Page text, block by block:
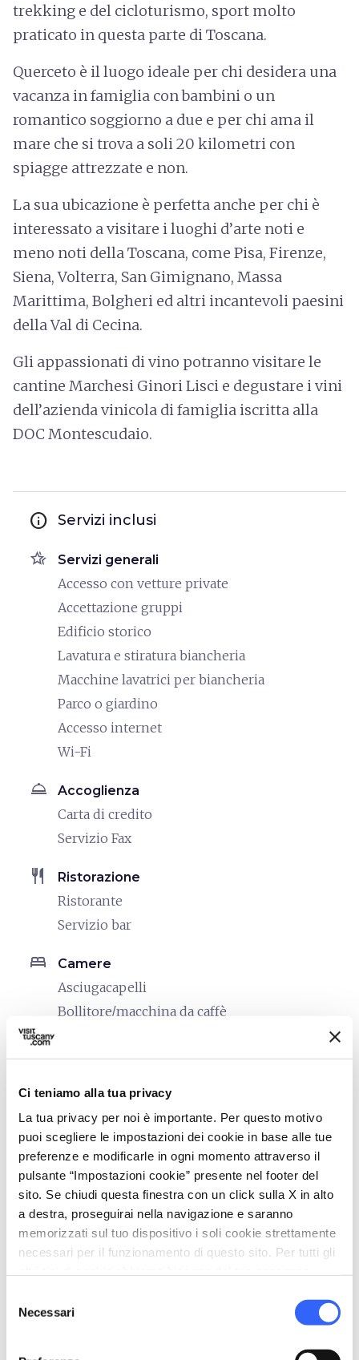
Ci teniamo alla tua privacy
La tua privacy per noi è importante. Per questo motivo
puoi scegliere le impostazioni dei cookie in base alle tue
preferenze e modificarle in ogni momento attraverso il
pulsante “Impostazioni cookie” presente nel footer del
sito. Se chiudi questa finestra con un click sulla X in alto
a destra, proseguirai nella navigazione e saranno
memorizzati sul tuo dispositivo i soli cookie strettamente
necessari per il funzionamento di questo sito. Per tutti gli
delNecessari
trekking e del cicloturismo, sport molto
praticato in questa parte di Toscana.
Querceto è il luogo ideale per chi desidera una
vacanza in famiglia con bambini o un
romantico soggiorno a due e per chi ama il
mare che si trova a soli 20 kilometri con
spiagge attrezzate e non.
La sua ubicazione è perfetta anche per chi è
interessato a visitare i luoghi d’arte noti e
meno noti della Toscana, come Pisa, Firenze,
Siena, Volterra, San Gimignano, Massa
Marittima, Bolgheri ed altri incantevoli paesini
della Val di Cecina.
Gli appassionati di vino potranno visitare le
cantine Marchesi Ginori Lisci e degustare i vini
dell’azienda vinicola di famiglia iscritta alla
DOC Montescudaio.
info Servizi inclusi
hotel_class Servizi generali
Accesso con vetture private
Accettazione gruppi
Edificio storico
Lavatura e stiratura biancheria
Macchine lavatrici per biancheria
Parco o giardino
Accesso internet
Wi-Fi
room_service Accoglienza
Carta di credito
Servizio Fax
restaurant Ristorazione
Ristorante
Servizio bar
bed Camere
Asciugacapelli
Bollitore/macchina da caffè
Inglese
Tedesco
sports_basketball Sport
Mountain Bike
Piscina scoperta
celebration Attività
Degustazione
Vendita prodotti agro-alimentari